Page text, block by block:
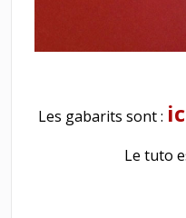
Les gabarits sont :
Le tuto